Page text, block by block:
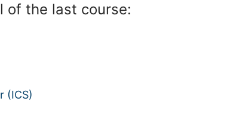
of the last course:
(ICS)